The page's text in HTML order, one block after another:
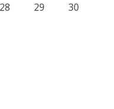
28 29
30